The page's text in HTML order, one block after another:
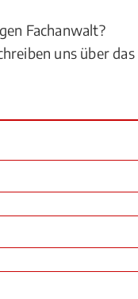
Fachanwalt?
uns über das